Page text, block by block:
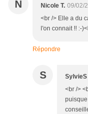
N Nicole T. 09/02/
<br /> Elle a du
l'on connait !! :-
Répondre
S SylvieS
<br />